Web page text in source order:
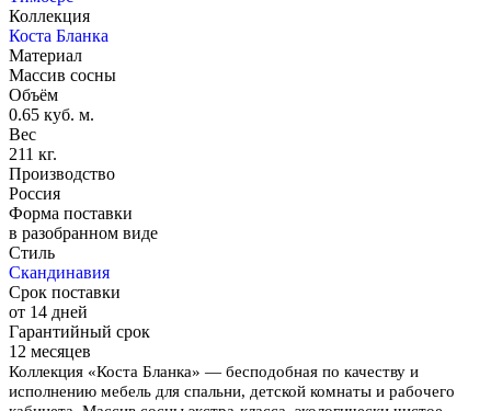
Коллекция
Коста Бланка
Материал
Массив сосны
Объём
0.65 куб. м.
Вес
211 кг.
Производство
Россия
Форма поставки
в разобранном виде
Стиль
Скандинавия
Срок поставки
от 14 дней
Гарантийный срок
12 месяцев
Коллекция «Коста Бланка» — бесподобная по качеству и
исполнению мебель для спальни, детской комнаты и рабочего